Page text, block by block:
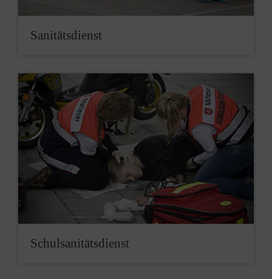
Sanitätsdienst
Schulsanitätsdienst